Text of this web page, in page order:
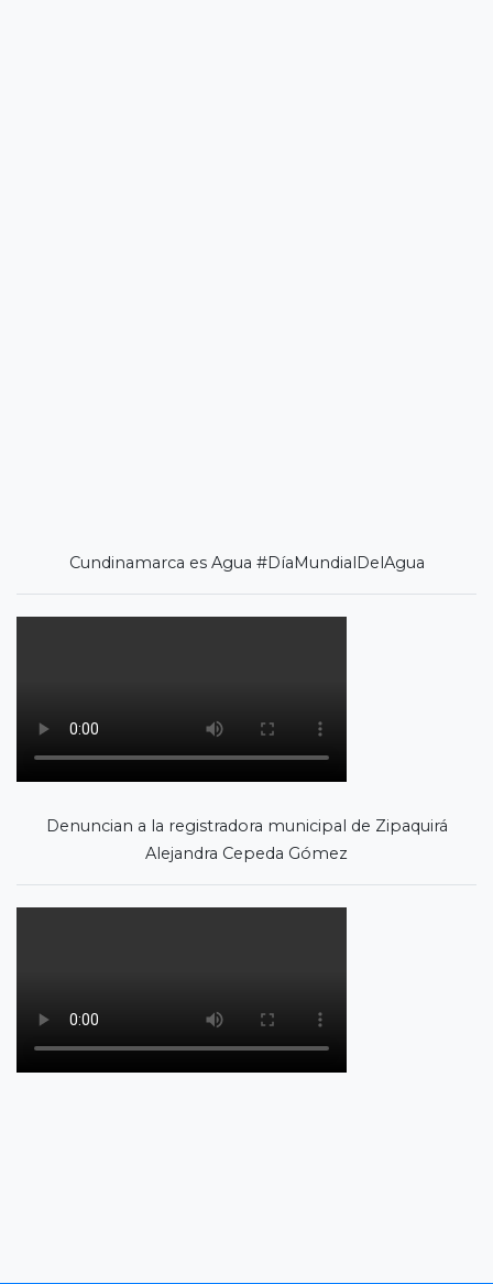
Cundinamarca es Agua #DíaMundialDelAgua
Denuncian a la registradora municipal de Zipaquirá
Alejandra Cepeda Gómez